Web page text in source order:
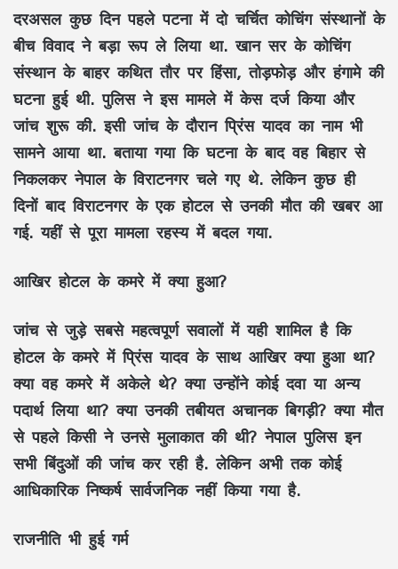
दरअसल कुछ दिन पहले पटना में दो चर्चित कोचिंग संस्थानों के
बीच विवाद ने बड़ा रूप ले लिया था. खान सर के कोचिंग
संस्थान के बाहर कथित तौर पर हिंसा, तोड़फोड़ और हंगामे की
घटना हुई थी. पुलिस ने इस मामले में केस दर्ज किया और
जांच शुरू की. इसी जांच के दौरान प्रिंस यादव का नाम भी
सामने आया था. बताया गया कि घटना के बाद वह बिहार से
निकलकर नेपाल के विराटनगर चले गए थे. लेकिन कुछ ही
दिनों बाद विराटनगर के एक होटल से उनकी मौत की खबर आ
गई. यहीं से पूरा मामला रहस्य में बदल गया.
आखिर होटल के कमरे में क्या हुआ?
जांच से जुड़े सबसे महत्वपूर्ण सवालों में यही शामिल है कि
होटल के कमरे में प्रिंस यादव के साथ आखिर क्या हुआ था?
क्या वह कमरे में अकेले थे? क्या उन्होंने कोई दवा या अन्य
पदार्थ लिया था? क्या उनकी तबीयत अचानक बिगड़ी? क्या मौत
से पहले किसी ने उनसे मुलाकात की थी? नेपाल पुलिस इन
सभी बिंदुओं की जांच कर रही है. लेकिन अभी तक कोई
आधिकारिक निष्कर्ष सार्वजनिक नहीं किया गया है.
राजनीति भी हुई गर्म